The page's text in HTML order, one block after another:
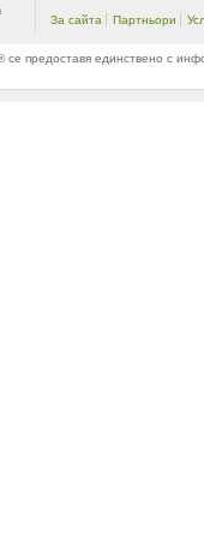
За сайта Партньори
предоставя единствено с